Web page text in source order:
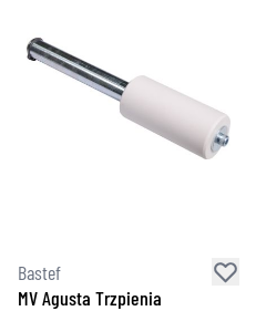
Bastef
MV Agusta Trzpienia